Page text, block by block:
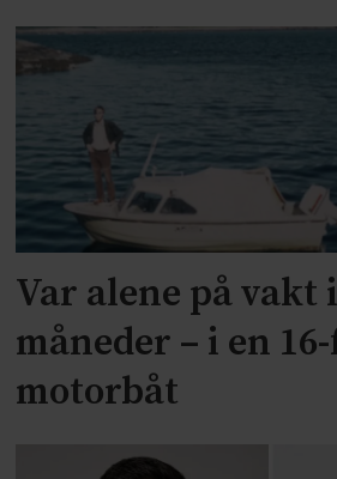
Var alene på vakt
måneder – i en
motorbåt